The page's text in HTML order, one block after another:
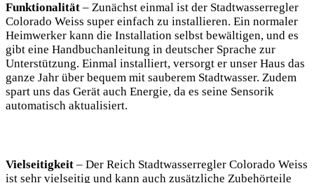
Funktionalität – Zunächst einmal ist der Stadtwasserregler
Colorado Weiss super einfach zu installieren. Ein normaler
Heimwerker kann die Installation selbst bewältigen, und es
gibt eine Handbuchanleitung in deutscher Sprache zur
Unterstützung. Einmal installiert, versorgt er unser Haus das
ganze Jahr über bequem mit sauberem Stadtwasser. Zudem
spart uns das Gerät auch Energie, da es seine Sensorik
automatisch aktualisiert.
Vielseitigkeit – Der Reich Stadtwasserregler Colorado Weiss
ist sehr vielseitig und kann auch zusätzliche Zubehörteile